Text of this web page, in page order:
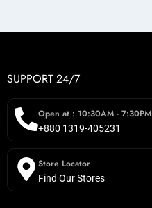
SUPPORT 24/7
Open at : 10:30AM - 7:30PM
+880 1319-405231
Store Locator
Find Our Stores